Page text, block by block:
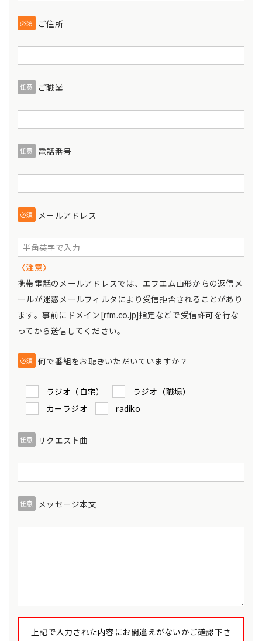
必須 ご住所
任意 ご職業
任意 電話番号
必須 メールアドレス
〈注意〉
携帯電話のメールアドレスでは、エフエム山形からの返信メ
ールが迷惑メールフィルタにより受信拒否されることがあり
ます。事前にドメイン[rfm.co.jp]指定などで受信許可を行な
ってから送信してください。
必須 何で番組をお聴きいただいていますか？
ラジオ（自宅）
ラジオ（職場）
カーラジオ
radiko
任意 リクエスト曲
任意 メッセージ本文
上記で入力された内容にお間違えがないかご確認下さ